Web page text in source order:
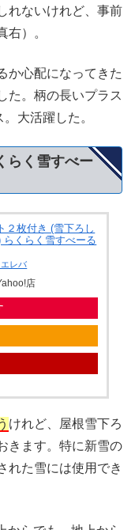
れないけれど、事前
右）。
か心配になってきた
た。柄の長いプラス
大活躍した。
らく雪すべー
２枚付き (雪下ろし
くらく雪すべーる
エレバ
店
けれど、屋根雪下ろ
きます。特に新雪の
れた雪には使用でき